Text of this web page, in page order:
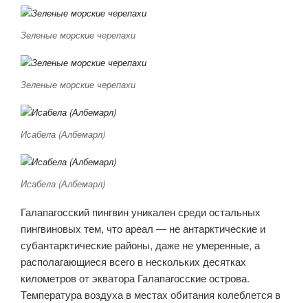
Зеленые морские черепахи
Зеленые морские черепахи
Исабела (Албемарл)
Исабела (Албемарл)
Галапагосский пингвин уникален среди остальных
пингвиновых тем, что ареал — не антарктические и
субантарктические районы, даже не умеренные, а
располагающиеся всего в нескольких десятках
километров от экватора Галапагосские острова.
Температура воздуха в местах обитания колеблется в